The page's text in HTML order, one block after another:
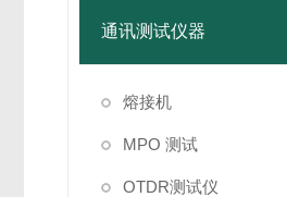
通讯测试仪器
熔接机
MPO 测试
OTDR测试仪